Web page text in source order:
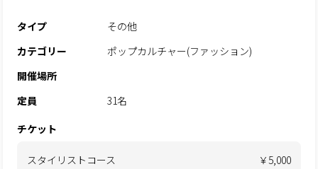
タイプ
その他
カテゴリー
ポップカルチャー(ファッション)
開催場所
定員
31名
チケット
スタイリストコース ￥5,000